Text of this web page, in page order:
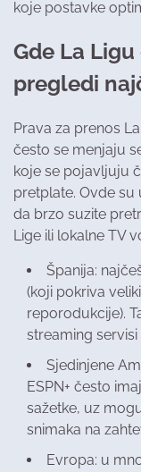
koje postavke
Gde La
pregledi
Prava za prenos
često se menjaju
koje se pojavljuju
pretplate. Ovde
da brzo suzite
Lige ili lokalne TV
Španija:
(koji pokriva
reporodukcije).
streaming
Sjedinjene
ESPN+ često
sažetke, uz
snimaka na
Evropa: u